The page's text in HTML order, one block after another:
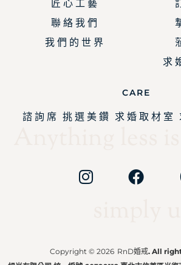
匠 心 工 藝
聯 絡 我 們
我 們 的 世 界
求
CARE
諮 詢 席 挑 選 美 鑽 求 婚 取 材 室
Copyright © 2026 RnD婚戒. All